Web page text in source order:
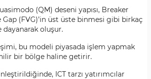
(QM) deseni yapısı, Breaker
Gap (FVG)’in üst üste binmesi gibi birkaç
oluşur.
bu modeli piyasada işlem yapmak
bir bölge haline getirir.
ICT tarzı yatırımcılar